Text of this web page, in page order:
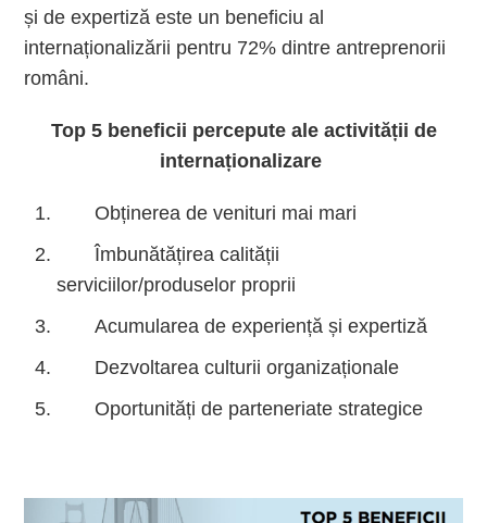
și de expertiză este un beneficiu al
internaționalizării pentru 72% dintre antreprenorii
români.
Top 5 beneficii percepute ale activității de
internaționalizare
Obținerea de venituri mai mari
Îmbunătățirea calității
serviciilor/produselor proprii
Acumularea de experiență și expertiză
Dezvoltarea culturii organizaționale
Oportunități de parteneriate strategice